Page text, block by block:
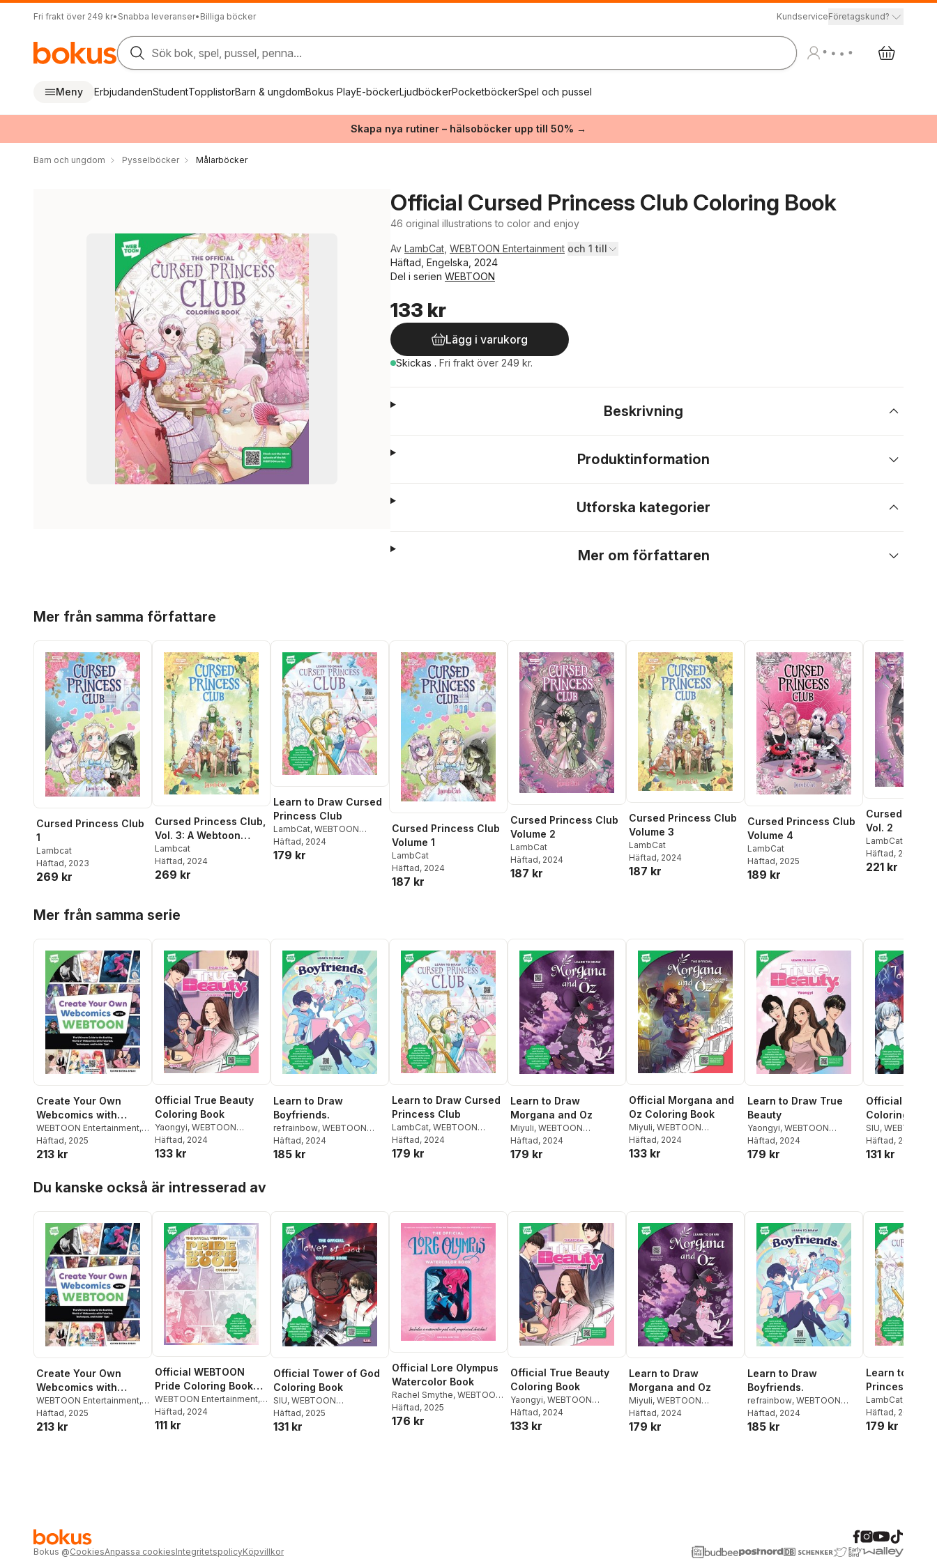
Fri frakt över 249 kr• Snabba leveranser• Billiga böcker KundserviceFöretagskund?
Sök bok, spel, pussel, penna...
Meny ErbjudandenStudentTopplistorBarn & ungdomBokus PlayE-böckerLjudböckerPocketböckerSpel och pussel
Skapa nya rutiner – hälsoböcker upp till 50% →
Barn och ungdom Pysselböcker Målarböcker
Official Cursed Princess Club Coloring Book
46 original illustrations to color and enjoy
Av LambCat WEBTOON Entertainment och 1 till
Häftad, Engelska, 2024
Del i serien WEBTOON
133 kr
Lägg i varukorg
Skickas . Fri frakt över 249 kr.
Beskrivning
Produktinformation
Utforska kategorier
Mer om författaren
Mer från samma författare
Cursed Princess Club
1
Lambcat
Häftad, 2023
269 kr
Cursed Princess Club,
Vol. 3: A Webtoon
Unscrolled Graphic
Novel
Lambcat
Häftad, 2024
269 kr
Learn to Draw Cursed
Princess Club
LambCat, WEBTOON
Entertainment
Foster Creative Team
Häftad, 2024
179 kr
Cursed Princess Club
Volume 1
LambCat
Häftad, 2024
187 kr
Cursed Princess Club
Volume 2
LambCat
Häftad, 2024
187 kr
Cursed Princess Club
Volume 3
LambCat
Häftad, 2024
187 kr
Cursed Princess Club
Volume 4
LambCat
Häftad, 2025
189 kr
Cursed
Vol. 2
LambCat
Häftad, 2023
221 kr
Mer från samma serie
Create Your Own
Webcomics with
WEBTOON
WEBTOON Entertainment,
Quinn Sosna-Spear
Häftad, 2025
213 kr
Official True Beauty
Coloring Book
Yaongyi, WEBTOON
Entertainment
Foster Creative Team
Häftad, 2024
133 kr
Learn to Draw
Boyfriends.
refrainbow, WEBTOON
Entertainment
Foster Creative Team
Häftad, 2024
185 kr
Learn to Draw Cursed
Princess Club
LambCat, WEBTOON
Entertainment
Foster Creative Team
Häftad, 2024
179 kr
Learn to Draw
Morgana and Oz
Miyuli, WEBTOON
Entertainment
Foster Creative Team
Häftad, 2024
179 kr
Official Morgana and
Oz Coloring Book
Miyuli, WEBTOON
Entertainment
Foster Creative Team
Häftad, 2024
133 kr
Learn to Draw True
Beauty
Yaongyi, WEBTOON
Entertainment
Foster Creative Team
Häftad, 2024
179 kr
Official
Coloring Book
SIU, WEBTOON
Entertainment
Foster Creative
Häftad, 2025
131 kr
Du kanske också är intresserad av
Create Your Own
Webcomics with
WEBTOON
WEBTOON Entertainment,
Quinn Sosna-Spear
Häftad, 2025
213 kr
Official WEBTOON
Pride Coloring Book
Collection
WEBTOON Entertainment,
Walter Foster Creative
Team
Häftad, 2024
111 kr
Official Tower of God
Coloring Book
SIU, WEBTOON
Entertainment
Foster Creative Team
Häftad, 2025
131 kr
Official Lore Olympus
Watercolor Book
Rachel Smythe, WEBTOON
Entertainment
Foster Creative Team
Häftad, 2025
176 kr
Official True Beauty
Coloring Book
Yaongyi, WEBTOON
Entertainment
Foster Creative Team
Häftad, 2024
133 kr
Learn to Draw
Morgana and Oz
Miyuli, WEBTOON
Entertainment
Foster Creative Team
Häftad, 2024
179 kr
Learn to Draw
Boyfriends.
refrainbow, WEBTOON
Entertainment
Foster Creative Team
Häftad, 2024
185 kr
Learn to
Princess Club
LambCat
Entertainment
Foster Creative
Häftad, 2024
179 kr
Bokus @CookiesAnpassa cookiesIntegritetspolicyKöpvillkor